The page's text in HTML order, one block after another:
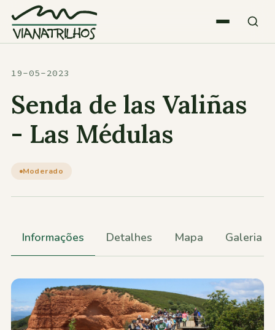
Quem somos
Atividades
Participações
Diversos
Contactos
19-05-2023
Senda de las Valiñas
- Las Médulas
Moderado
Informações Detalhes Mapa Galeria